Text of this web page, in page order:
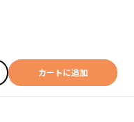
カートに追加